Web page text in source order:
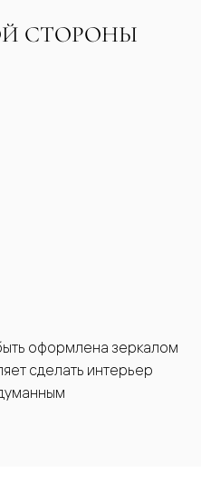
СТОРОНЫ
оформлена зеркалом
сделать интерьер